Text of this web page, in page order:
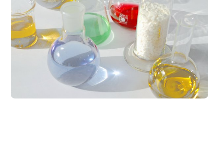
Abfüllung in Flaschen 250 ml
Abfüllung in Flaschen 500 ml
Abfüllung in IBC mit 1000ltr Nettoinhalt
Abfüllung in IBC mit 300ltr Nettoinhalt
Abfüllung in Kleinstgebinde
Abfüllung Kleingebinde
Abfüllung Kohlenwasserstoffe aus Tankwagen in IBC